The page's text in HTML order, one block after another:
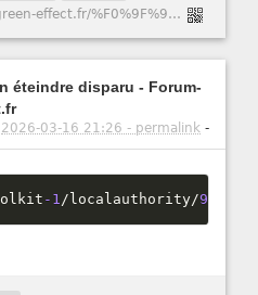
https://www.green-effect.fr/%F0%9F%90%B3-lampbox-comment-j%E2%80%99ai-arr%C3%AAt%C3%A9-de-me-prendre-la-t%C3%AAte-avec-lamp
éteindre disparu - Forum-
2026-03-16 21:26 - permalink -
-1/ localauthority/90